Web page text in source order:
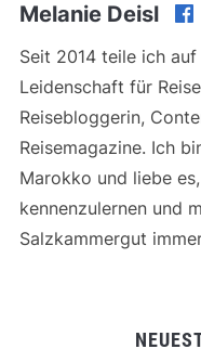
Melanie Deisl
Seit 2014 teile ich
Leidenschaft für
Reisebloggerin,
Reisemagazine. Ich
Marokko und liebe
kennenzulernen und
Salzkammergut